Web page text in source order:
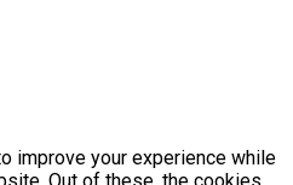
improve your experience while